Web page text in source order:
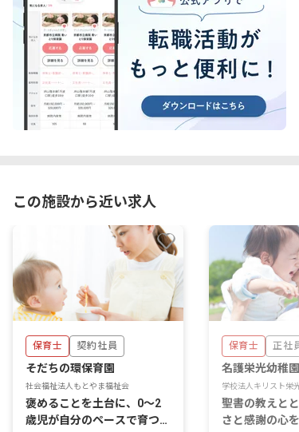
この施設から近い求人
保育士 契約社員
そだちの環保育園
社会福祉法人もとやま福祉会
褒めることを土台に、0〜2
歳児が自分のペースで育つ小
保育士 正社員
名護栄光幼稚園
学校法人キリスト栄
聖書の教えと
さと感謝の心